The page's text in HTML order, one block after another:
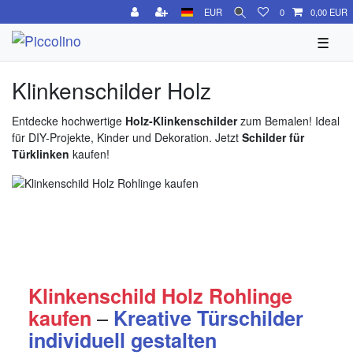
EUR 0 0,00 EUR
☰
Klinkenschilder Holz
Entdecke hochwertige Holz-Klinkenschilderzum Bemalen! Ideal
für DIY-Projekte, Kinder und Dekoration. Jetzt Schilder für
Türklinken kaufen!
Klinkenschild Holz Rohlinge
kaufen – Kreative Türschilder
individuell gestalten